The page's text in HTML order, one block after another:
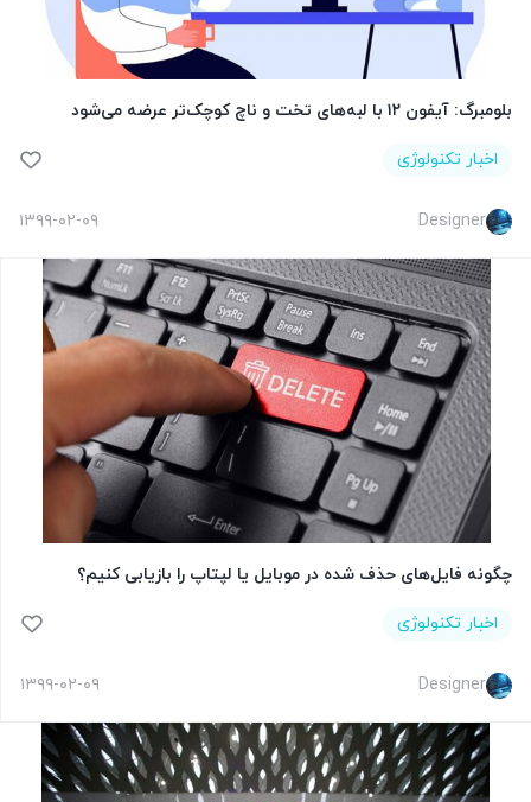
بلومبرگ: آیفون ۱۲ با لبه‌های تخت و ناچ کوچک‌تر عرضه می‌شود
اخبار تکنولوژی
Designer ۱۳۹۹-۰۲-۰۹
چگونه فایل‌های حذف شده در موبایل یا لپتاپ را بازیابی کنیم؟
اخبار تکنولوژی
Designer ۱۳۹۹-۰۲-۰۹